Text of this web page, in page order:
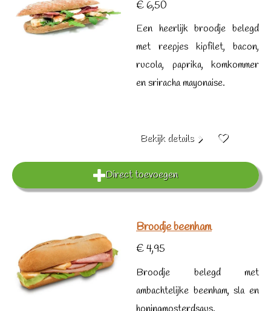
€ 6,50
Een heerlijk broodje belegd
met reepjes kipfilet, bacon,
rucola, paprika, komkommer
en sriracha mayonaise.
Bekijk details
Direct toevoegen
Broodje beenham
€ 4,95
Broodje belegd met
ambachtelijke beenham, sla en